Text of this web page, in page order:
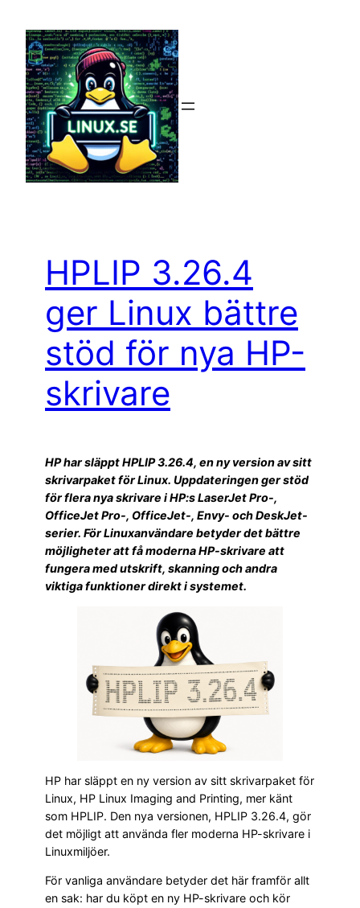
innehåll
HPLIP 3.26.4
ger Linux bättre
stöd för nya HP-
skrivare
HP har släppt HPLIP 3.26.4, en ny version av sitt
skrivarpaket för Linux. Uppdateringen ger stöd
för flera nya skrivare i HP:s LaserJet Pro-,
OfficeJet Pro-, OfficeJet-, Envy- och DeskJet-
serier. För Linuxanvändare betyder det bättre
möjligheter att få moderna HP-skrivare att
fungera med utskrift, skanning och andra
viktiga funktioner direkt i systemet.
HP har släppt en ny version av sitt skrivarpaket för
Linux, HP Linux Imaging and Printing, mer känt
som HPLIP. Den nya versionen, HPLIP 3.26.4, gör
det möjligt att använda fler moderna HP-skrivare i
Linuxmiljöer.
För vanliga användare betyder det här framför allt
en sak: har du köpt en ny HP-skrivare och kör